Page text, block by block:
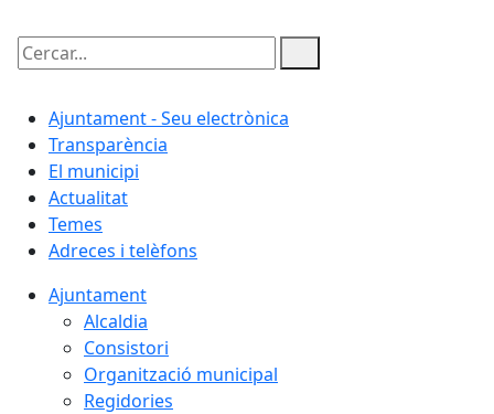
Cercar:
Ajuntament - Seu electrònica
Transparència
El municipi
Actualitat
Temes
Adreces i telèfons
Ajuntament
Alcaldia
Consistori
Organització municipal
Regidories